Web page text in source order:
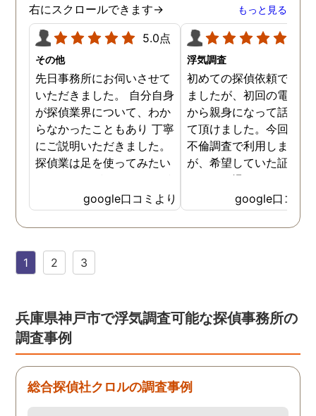
右にスクロールできます→ もっと見る
5.0点
その他
先日事務所にお伺いさせて
いただきました。 自分自身
が探偵業界について、わか
らなかったこともあり 丁寧
にご説明いただきました。
探偵業は足を使ってみたい
SNSなどの知識も豊富で、
色んな視点から対応されて
います。 他の口コミにもあ
金が安く明確で親身になっ
google口コミより
浮気調査
初めての探偵依頼で緊張
ましたが、初回の電話相
から親身になって話を聞
て頂けました。今回、夫
不倫調査で利用しました
が、希望していた証拠を
っかりと撮ってもらうこ
が出来ました。調査中も
動きがある度に細かく報
してくださり、安心しま
気を出して電話して良か
google口コミ
1 2 3
兵庫県神戸市で浮気調査可能な探偵事務所の
調査事例
総合探偵社クロルの調査事例